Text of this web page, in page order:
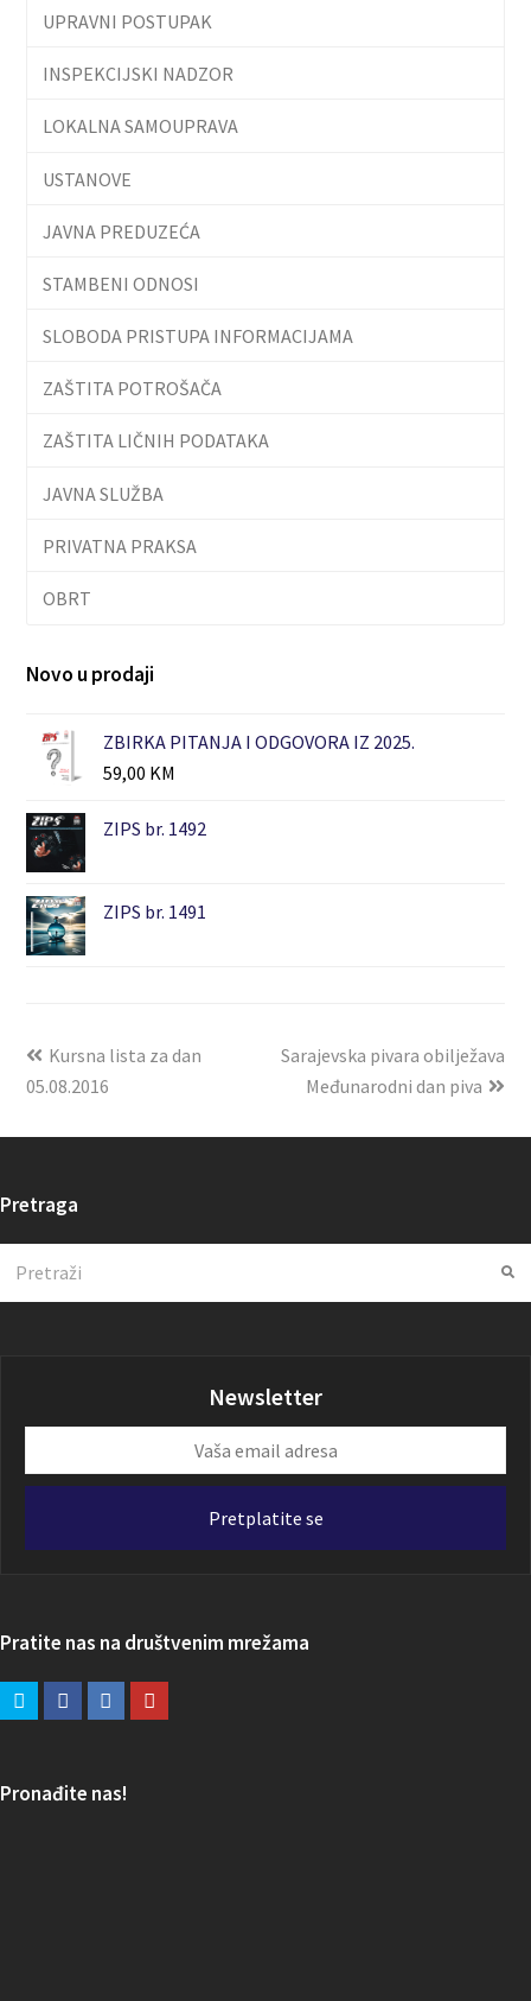
UPRAVNI POSTUPAK
INSPEKCIJSKI NADZOR
LOKALNA SAMOUPRAVA
USTANOVE
JAVNA PREDUZEĆA
STAMBENI ODNOSI
SLOBODA PRISTUPA INFORMACIJAMA
ZAŠTITA POTROŠAČA
ZAŠTITA LIČNIH PODATAKA
JAVNA SLUŽBA
PRIVATNA PRAKSA
OBRT
Novo u prodaji
ZBIRKA PITANJA I ODGOVORA IZ 2025.
59,00 KM
ZIPS br. 1492
ZIPS br. 1491
Kursna lista za dan
05.08.2016
Sarajevska pivara obilježava
Međunarodni dan piva
Pretraga
Newsletter
email
Pretplatite se
Pratite nas na društvenim mrežama
Pronađite nas!